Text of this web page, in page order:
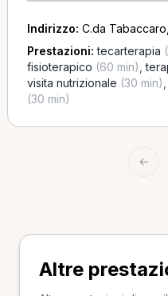
Indirizzo: C.da
Prestazioni:tecarterapia
fisioterapico (60 min) ,
visita nutrizionale (30 min)
(30 min)
←
Altre